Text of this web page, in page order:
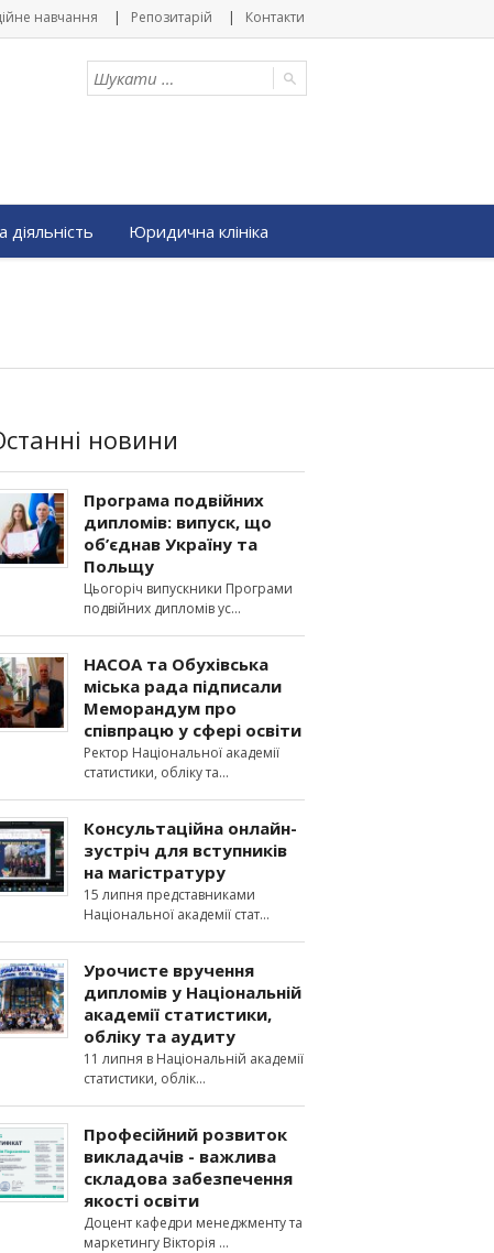
навчання Репозитарій Контакти
Юридична клініка
новини
Програма подвійних
дипломів: випуск, що
об’єднав Україну та
Польщу
Цьогоріч випускники Програми
подвійних дипломів ус
НАСОА та Обухівська
міська рада підписали
Меморандум про
співпрацю у сфері освіти
Ректор Національної академії
статистики, обліку та
Консультаційна онлайн-
зустріч для вступників
на магістратуру
15 липня представниками
Національної академії стат
Урочисте вручення
дипломів у Національній
академії статистики,
обліку та аудиту
11 липня в Національній академії
статистики, облік
Професійний розвиток
викладачів - важлива
складова забезпечення
якості освіти
Доцент кафедри менеджменту та
маркетингу Вікторія